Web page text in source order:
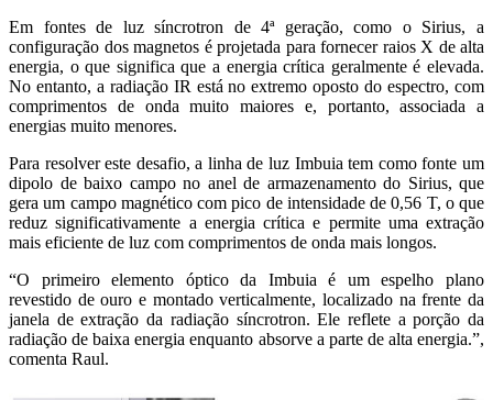
Em fontes de luz síncrotron de 4ª geração, como o Sirius, a
configuração dos magnetos é projetada para fornecer raios X de alta
energia, o que significa que a energia crítica geralmente é elevada.
No entanto, a radiação IR está no extremo oposto do espectro, com
comprimentos de onda muito maiores e, portanto, associada a
energias muito menores.
Para resolver este desafio, a linha de luz Imbuia tem como fonte um
dipolo de baixo campo no anel de armazenamento do Sirius, que
gera um campo magnético com pico de intensidade de 0,56 T, o que
reduz significativamente a energia crítica e permite uma extração
mais eficiente de luz com comprimentos de onda mais longos.
“O primeiro elemento óptico da Imbuia é um espelho plano
revestido de ouro e montado verticalmente, localizado na frente da
janela de extração da radiação síncrotron. Ele reflete a porção da
radiação de baixa energia enquanto absorve a parte de alta energia.”,
comenta Raul.